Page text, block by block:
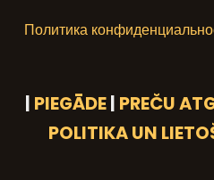
Политика
PIEGĀDE PREČU
POLITIKA UN